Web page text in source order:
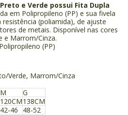
e Verde possui Fita Dupla
em Polipropileno (PP) e sua fivela
(poliamida), de ajuste
de metais. Disponível nas cores
e Marrom/Cinza.
(PP)
Verde, Marrom/Cinza
M
G
120CM138CM
42-46
48-52